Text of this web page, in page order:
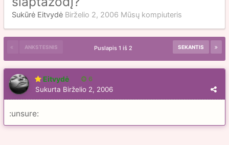
Sukūrė Eitvydė Birželio 2, 2006 Mūsų kompiuteris
ANKSTESNIS SEKANTIS
Puslapis 1 iš 2
Eitvydė 6
Sukurta Birželio 2, 2006
:unsure: